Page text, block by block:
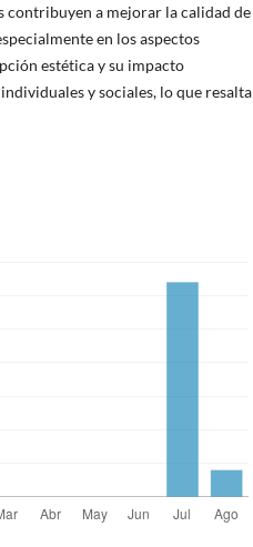
a mejorar la calidad de
en los aspectos
estética y su impacto
y sociales, lo que resalta